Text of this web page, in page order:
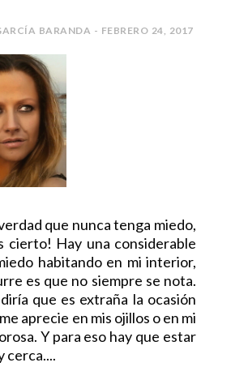
BARANDA - FEBRERO 24, 2017
que nunca tenga miedo,
cierto! Hay una considerable
habitando en mi interior,
es que no siempre se nota.
que es extraña la ocasión
aprecie en mis ojillos o en mi
Y para eso hay que estar
cerca....